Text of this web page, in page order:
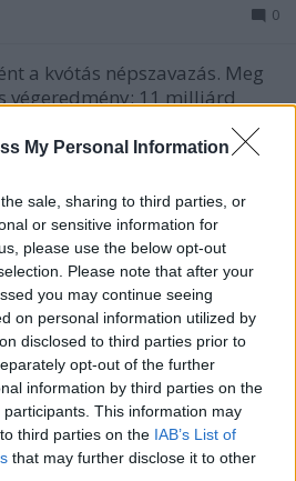
My Personal Information
sale, sharing to third parties, or
or sensitive information for
please use the below opt-out
Please note that after your
you may continue seeing
on personal information utilized by
disclosed to third parties prior to
opt-out of the further
information by third parties on the
participants. This information may
third parties on the IAB’s List of
that may further disclose it to other
0
a kvótás népszavazás. Meg
végeredmény: 11 milliárd
(mások szerint
amely 40